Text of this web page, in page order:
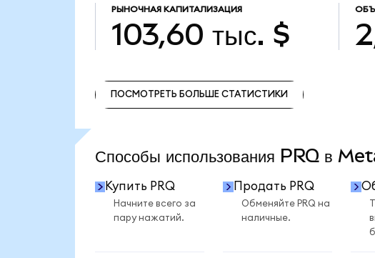
РЫНОЧНАЯ КАПИТАЛИЗАЦИЯ
103,60 тыс. $
ПОСМОТРЕТЬ БОЛЬШЕ СТАТИСТИКИ
Способы использования PRQ в
Купить PRQ
Начните всего за
пару нажатий.
Продать PRQ
Обменяйте PRQ на
наличные.